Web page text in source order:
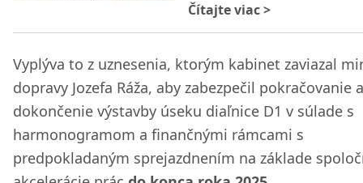
Čítajte viac>
Vyplýva to z uznesenia, ktorým kabinet zaviazal
dopravy Jozefa Ráža, aby zabezpečil pokračovanie a
dokončenie výstavby úseku diaľnice D1 v súlade s
harmonogramom a finančnými rámcami s
predpokladaným sprejazdnením na základe